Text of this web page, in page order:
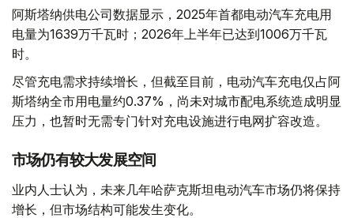
阿斯塔纳供电公司数据显示，2025年首都电动汽车充电用
电量为1639万千瓦时；2026年上半年已达到1006万千瓦
时。
尽管充电需求持续增长，但截至目前，电动汽车充电仅占阿
斯塔纳全市用电量约0.37%，尚未对城市配电系统造成明显
压力，也暂时无需专门针对充电设施进行电网扩容改造。
市场仍有较大发展空间
业内人士认为，未来几年哈萨克斯坦电动汽车市场仍将保持
增长，但市场结构可能发生变化。